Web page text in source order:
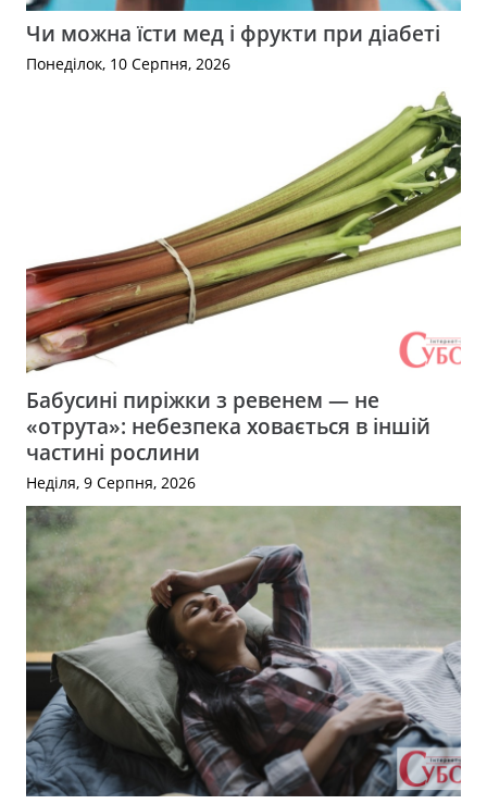
Чи можна їсти мед і фрукти при діабеті
Понеділок, 10 Серпня, 2026
Бабусині пиріжки з ревенем — не
«отрута»: небезпека ховається в іншій
частині рослини
Неділя, 9 Серпня, 2026